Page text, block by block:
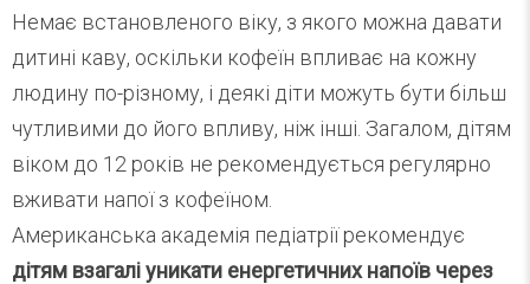
Немає встановленого віку, з якого можна давати
дитині каву, оскільки кофеїн впливає на кожну
людину по-різному, і деякі діти можуть бути більш
чутливими до його впливу, ніж інші. Загалом, дітям
віком до 12 років не рекомендується регулярно
вживати напої з кофеїном.
Американська академія педіатрії рекомендує
дітям взагалі уникати енергетичних напоїв через